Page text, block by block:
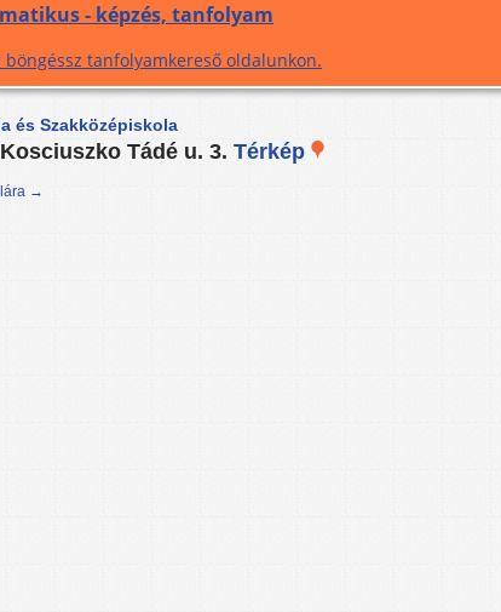
- képzés, tanfolyam
böngéssz tanfolyamkereső oldalunkon.
és Szakközépiskola
Tádé u. 3. Térkép
→